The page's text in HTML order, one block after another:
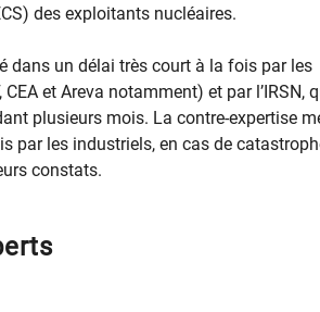
des exploitants nucléaires.
dans un délai très court à la fois par les
et Areva notamment) et par l’IRSN,
plusieurs mois. La contre-expertise
par les industriels, en cas de
constats.